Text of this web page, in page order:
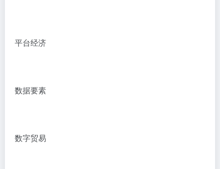
平台经济
数据要素
数字贸易